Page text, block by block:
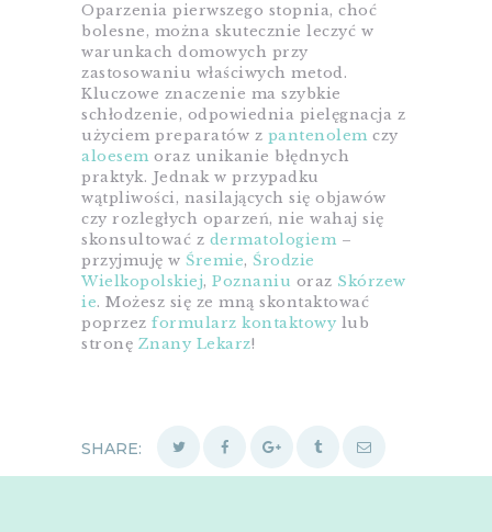
Oparzenia pierwszego stopnia, choć
bolesne, można skutecznie leczyć w
warunkach domowych przy
zastosowaniu właściwych metod.
Kluczowe znaczenie ma szybkie
schłodzenie, odpowiednia pielęgnacja z
użyciem preparatów z pantenolem czy
aloesem oraz unikanie błędnych
praktyk. Jednak w przypadku
wątpliwości, nasilających się objawów
czy rozległych oparzeń, nie wahaj się
skonsultować z dermatologiem –
przyjmuję w Śremie, Środzie
Wielkopolskiej, Poznaniu oraz Skórzew
ie. Możesz się ze mną skontaktować
poprzez formularz kontaktowy lub
stronę Znany Lekarz!
SHARE: